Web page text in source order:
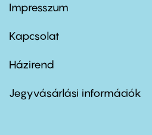
Footer
first
Impresszum
Kapcsolat
Footer
second
Házirend
Jegyvásárlási információk